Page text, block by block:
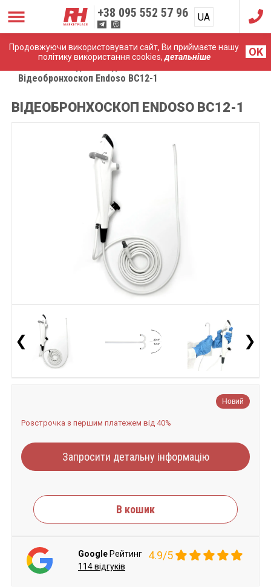
Продовжуючи використовувати сайт, Ви приймаєте нашу
політику використання cookies,детальніше OK
+38 095 552 57 96 UA
RU
Відеобронхоскоп Endoso BC12-1
ВІДЕОБРОНХОСКОП ENDOSO BC12-1
❮ ❯
Новий
Розстрочка з першим платежем від 40%
Запросити детальну інформацію
В кошик
Google Рейтинг 4.9/5
114 відгуків